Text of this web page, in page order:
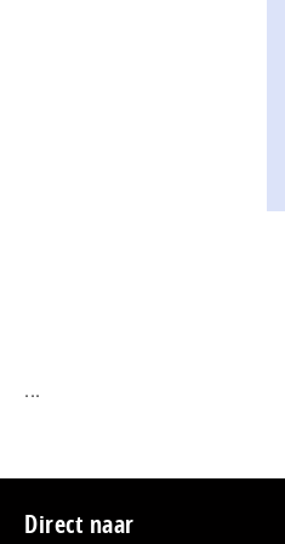
...
Direct naar